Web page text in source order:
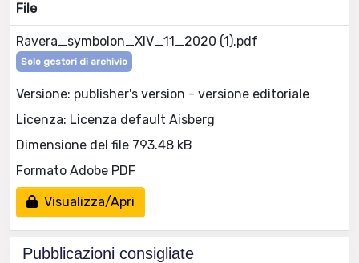
File
Ravera_symbolon_XIV_11_2020 (1).pdf
Solo gestori di archivio
Versione: publisher's version - versione editoriale
Licenza: Licenza default Aisberg
Dimensione del file 793.48 kB
Formato Adobe PDF
Visualizza/Apri
Pubblicazioni consigliate